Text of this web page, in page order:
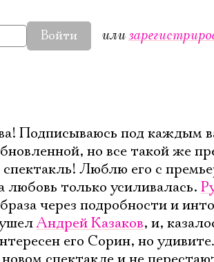
Войти или
Подписываюсь под каждым
но все такой же
Люблю его с
только усиливалась.
через подробности и
ушелАндрей Казаков, и,
его Сорин, но